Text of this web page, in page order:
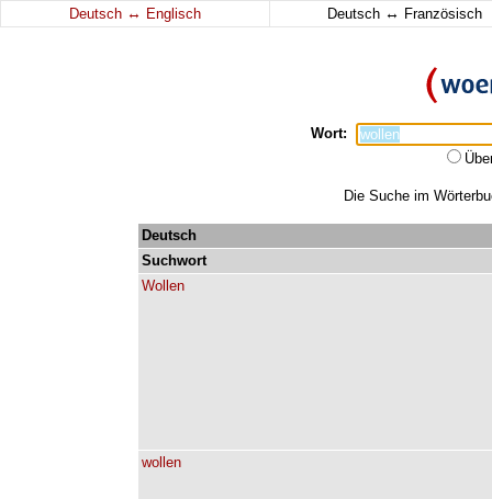
Deutsch ↔ Englisch Deutsch ↔ Französisch
Wort:
Die Suche im
Deutsch
Suchwort
Wollen
wollen